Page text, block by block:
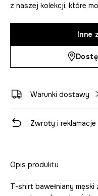
z naszej kolekcji, które
Warunki dostawy
Zwroty i reklamacje
Opis produktu
T-shirt bawełniany